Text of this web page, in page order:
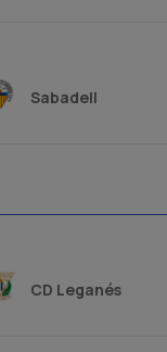
Sabadell
CD Leganés